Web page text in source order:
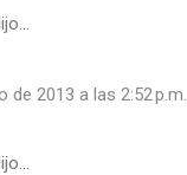
de 2013 a las 2:52 p.m.